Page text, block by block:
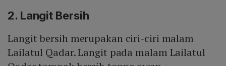
2. Langit Bersih
Langit bersih merupakan ciri-ciri malam
Lailatul Qadar. Langit pada malam Lailatul